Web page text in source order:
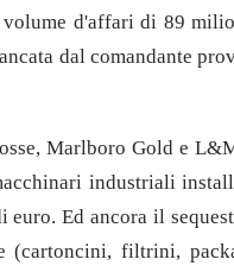
d'affari di 89
dal comandante
Marlboro Gold e
industriali
Ed ancora il
filtrini,